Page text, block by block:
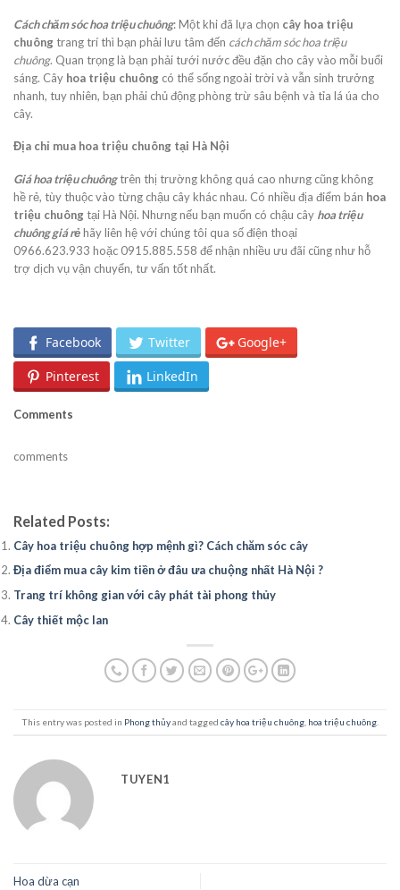
Cách chăm sóc hoa triệu chuông: Một khi đã lựa chọn cây hoa triệu
chuông trang trí thì bạn phải lưu tâm đến cách chăm sóc hoa triệu
chuông. Quan trọng là bạn phải tưới nước đều đặn cho cây vào mỗi buổi
sáng. Cây hoa triệu chuông có thể sống ngoài trời và vẫn sinh trưởng
nhanh, tuy nhiên, bạn phải chủ động phòng trừ sâu bệnh và tỉa lá úa cho
cây.
Địa chỉ mua hoa triệu chuông tại Hà Nội
Giá hoa triệu chuôngtrên thị trường không quá cao nhưng cũng không
hề rẻ, tùy thuộc vào từng chậu cây khác nhau. Có nhiều địa điểm bán hoa
triệu chuông tại Hà Nội. Nhưng nếu bạn muốn có chậu cây hoa triệu
chuông giá rẻhãy liên hệ với chúng tôi qua số điện thoại
0966.623.933 hoặc 0915.885.558 để nhận nhiều ưu đãi cũng như hỗ
trợ dịch vụ vận chuyển, tư vấn tốt nhất.
Facebook Twitter Google+
Pinterest LinkedIn
Comments
comments
Related Posts:
Cây hoa triệu chuông hợp mệnh gì? Cách chăm sóc cây
Địa điểm mua cây kim tiền ở đâu ưa chuộng nhất Hà Nội ?
Trang trí không gian với cây phát tài phong thủy
Cây thiết mộc lan
This entry was posted in Phong thủyand tagged cây hoa triệu chuông hoa triệu chuông
TUYEN1
Hoa dừa cạn